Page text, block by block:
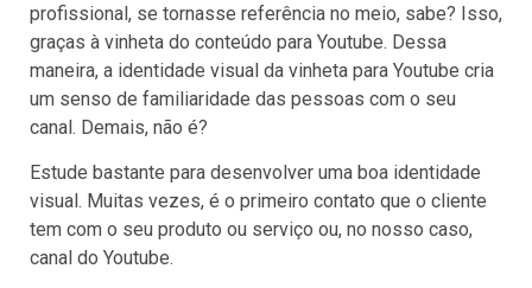
profissional, se tornasse referência no meio, sabe? Isso,
graças à vinheta do conteúdo para Youtube. Dessa
maneira, a identidade visual da vinheta para Youtube cria
um senso de familiaridade das pessoas com o seu
canal. Demais, não é?
Estude bastante para desenvolver uma boa identidade
visual. Muitas vezes, é o primeiro contato que o cliente
tem com o seu produto ou serviço ou, no nosso caso,
canal do Youtube.